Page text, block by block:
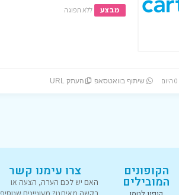
מבצע ללא תפוגה
שיתוף בוואטסאפ העתק URL
הקופונים
המובילים
צרו עימנו קשר
האם יש לכם הערה, הצעה או